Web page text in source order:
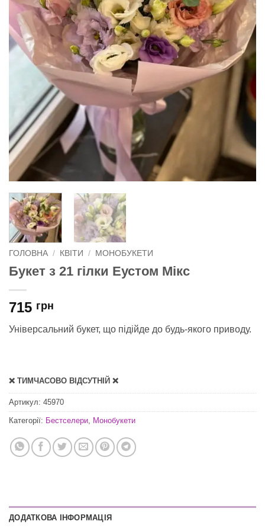
ГОЛОВНА / КВІТИ / МОНОБУКЕТИ
Букет з 21 гілки Еустом Мікс
715 грн
Універсальний букет, що підійде до будь-якого приводу.
❌ ТИМЧАСОВО ВІДСУТНІЙ ❌
Артикул: 45970
Категорії: Бестселери, Монобукети
ДОДАТКОВА ІНФОРМАЦІЯ